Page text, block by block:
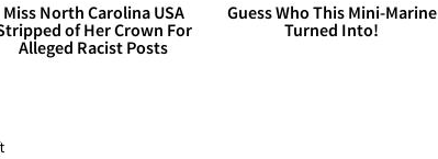
Miss North Carolina USA
of Her Crown For
Alleged Racist Posts
Guess Who This Mini-Marine
Turned Into!